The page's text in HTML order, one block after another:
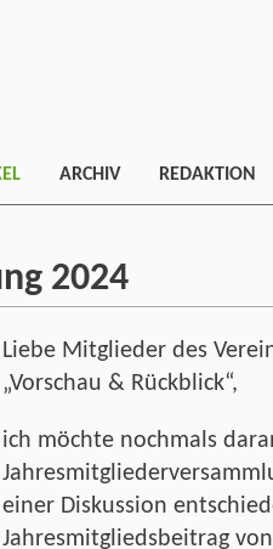
ARCHIV REDAKTION
2024
Liebe Mitglieder des
„Vorschau & Rückblick“,
ich möchte nochmals
einer Diskussion
Jahresmitgliedsbeitrag